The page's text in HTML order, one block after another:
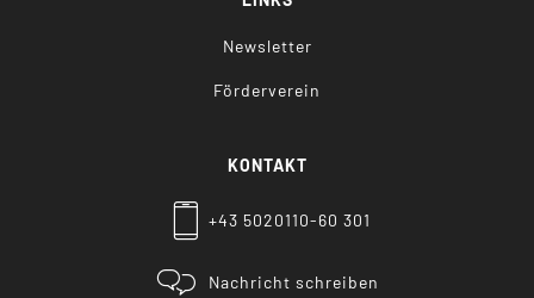
Newsletter
Förderverein
KONTAKT
+43 5020110-60 301
Nachricht schreiben